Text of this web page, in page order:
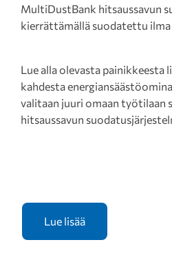
MultiDustBank hitsaussavun
kierrättämällä suodatettu
Lue alla olevasta painikkeesta
kahdesta
valitaan juuri omaan työtilaan
hitsaussavun